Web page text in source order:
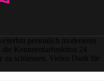
persönlich moderieren
die Kommentarfunktion 24
schliessen. Vielen Dank für